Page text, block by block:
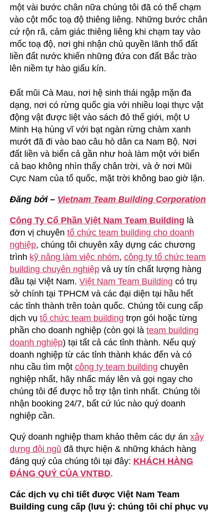
một vài bước chân nữa chúng tôi đã có thể chạm
vào cột mốc toạ độ thiêng liêng. Những bước chân
cứ rộn rã, cảm giác thiêng liêng khi chạm tay vào
mốc toạ độ, nơi ghi nhận chủ quyền lãnh thổ đất
liền đất nước khiến những đứa con đất Bắc trào
lên niềm tự hào giấu kín.
Đất mũi Cà Mau, nơi hệ sinh thái ngập mặn đa
dạng, nơi có rừng quốc gia với nhiều loại thực vật
động vật được liệt vào sách đỏ thế giới, một U
Minh Hạ hùng vĩ với bạt ngàn rừng chàm xanh
mướt đã đi vào bao câu hò dân ca Nam Bộ. Nơi
đất liền và biển cả gần như hoà làm một với biển
cả bao không nhìn thấy chân trời, và ở nơi Mũi
Cực Nam của tổ quốc, mặt trời không bao giờ lặn.
Đăng bởi – Vietnam Team Building Corporation
Công Ty Cổ Phần Việt Nam Team Building là
đơn vị chuyên tổ chức team building cho doanh
nghiệp, chúng tôi chuyên xây dựng các chương
trình kỹ năng làm việc nhóm, công ty tổ chức team
building chuyên nghiệp và uy tín chất lượng hàng
đầu tại Việt Nam. Việt Nam Team Building có trụ
sở chính tại TPHCM và các đại diện tại hầu hết
các tỉnh thành trên toàn quốc. Chúng tôi cung cấp
dịch vụ tổ chức team building trọn gói hoặc từng
phần cho doanh nghiệp (còn gọi là team building
doanh nghiệp) tại tất cả các tỉnh thành. Nếu quý
doanh nghiệp từ các tỉnh thành khác đến và có
nhu cầu tìm một công ty team building chuyên
nghiệp nhất, hãy nhấc máy lên và gọi ngay cho
chúng tôi để được hỗ trợ tận tình nhất. Chúng tôi
nhận booking 24/7, bất cứ lúc nào quý doanh
nghiệp cần.
Quý doanh nghiệp tham khảo thêm các dự án xây
dựng đội ngũ đã thực hiện & những khách hàng
đáng quý của chúng tôi tại đây: KHÁCH HÀNG
ĐÁNG QUÝ CỦA VNTBD.
Các dịch vụ chi tiết được Việt Nam Team
Building cung cấp (lưu ý: chúng tôi chỉ phục vụ